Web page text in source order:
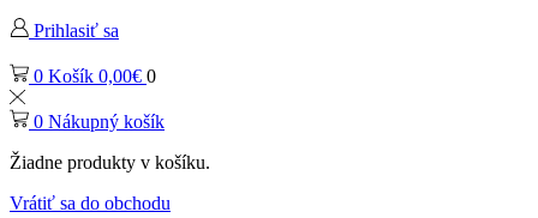
Prihlasiť sa
0 Košík 0,00€ 0
0 Nákupný košík
Žiadne produkty v košíku.
Vrátiť sa do obchodu